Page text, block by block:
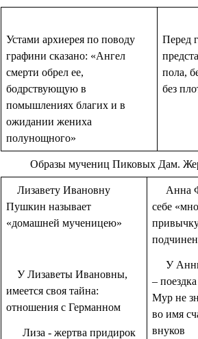
Устами архиерея по поводу
графини сказано: «Ангел
смерти обрел ее,
бодрствующую в
помышлениях благих и в
ожидании жениха
полунощного»
Перед
пола,
без
Образы мучениц Пиковых Дам.
Лизавету Ивановну
Пушкин называет
«домашней мученицею»
У Лизаветы Ивановны,
имеется своя тайна:
отношения с Германном
Лиза - жертва придирок
Анна
себе
У Анны
–
Мур не
во имя
внуков